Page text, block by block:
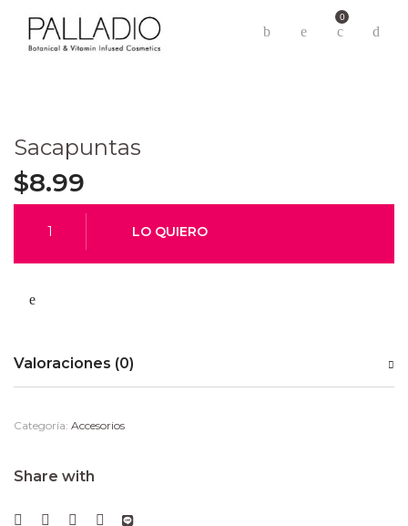
0
Sacapuntas
$8.99
Valoraciones (0)
Categoría: Accesorios
Share with